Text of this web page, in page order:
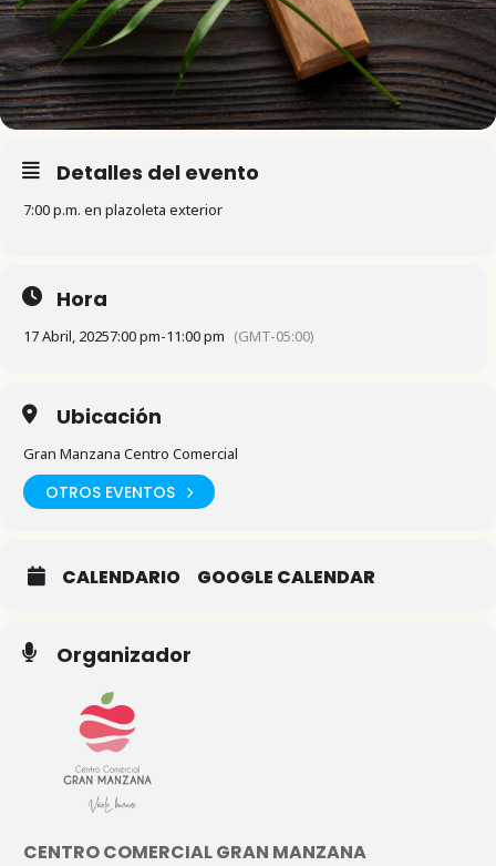
Detalles del evento
7:00 p.m. en plazoleta exterior
Hora
17 Abril, 20257:00 pm-11:00 pm (GMT-05:00)
Ubicación
Gran Manzana Centro Comercial
OTROS EVENTOS
CALENDARIO GOOGLE CALENDAR
Organizador
CENTRO COMERCIAL GRAN MANZANA